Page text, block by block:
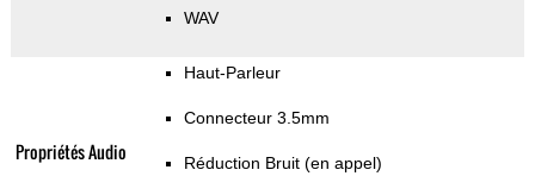
WAV
Propriétés Audio
Haut-Parleur
Connecteur 3.5mm
Réduction Bruit (en appel)